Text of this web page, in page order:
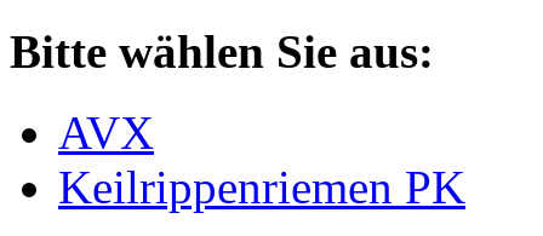
Bitte wählen Sie aus:
AVX
Keilrippenriemen PK